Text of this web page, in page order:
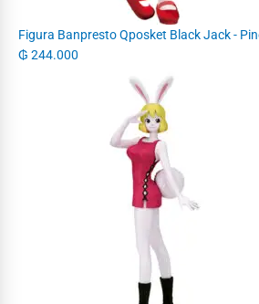
Figura Banpresto Qposket Black Jack -
₲ 244.000